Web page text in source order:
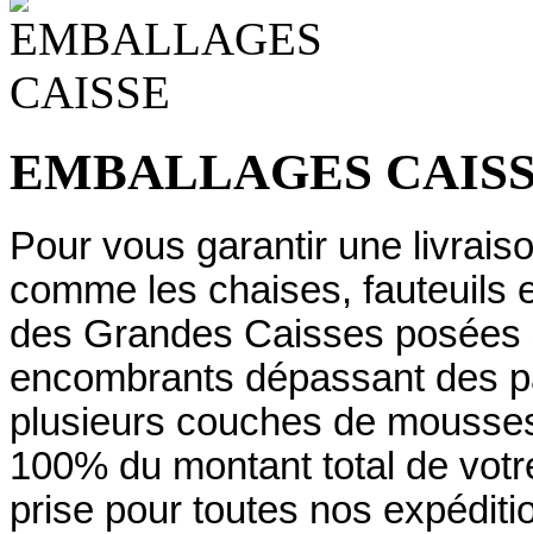
EMBALLAGES
Pour vous garantir une
comme les chaises, fauteuils
des Grandes Caisses
encombrants dépassant des
plusieurs couches de
100% du montant total de
prise pour toutes nos